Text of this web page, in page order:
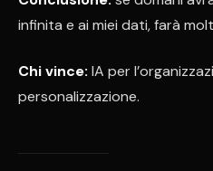
infinita e ai miei dati, farà
Chi vince: IA per
personalizzazione.